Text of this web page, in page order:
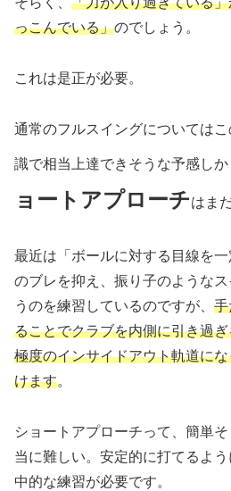
っこんでいる」のでしょう。
これは是正が必要。
通常のフルスイングについては
識で相当上達できそうな予感しか
ョートアプローチはま
最近は「ボールに対する目線を
のブレを抑え、振り子のような
うのを練習しているのですが、 手
ることでクラブを内側に引き過
極度のインサイドアウト軌道に
けます。
ショートアプローチって、簡単
当に難しい。安定的に打てるよ
中的な練習が必要です。